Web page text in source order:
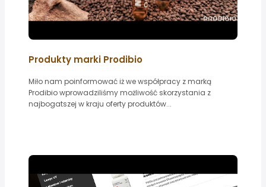
Produkty marki Prodibio
Miło nam poinformować iż we współpracy z marką
Prodibio wprowadziliśmy możliwość skorzystania z
najbogatszej w kraju oferty produktów...